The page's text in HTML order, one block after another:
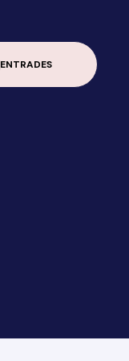
ENTRADES